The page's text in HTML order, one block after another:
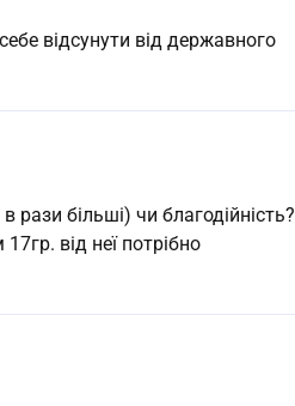
відсунути від державного
рази більші) чи благодійність?
від неї потрібно